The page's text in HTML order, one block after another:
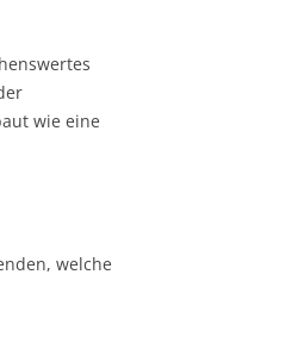
wie eine
welche